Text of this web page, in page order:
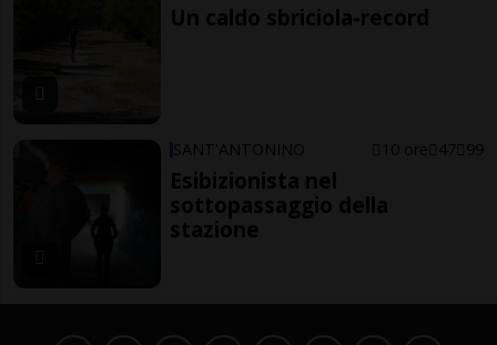
Un caldo sbriciola-record
SANT'ANTONINO 10 ore 47 99
Esibizionista nel
sottopassaggio della
stazione